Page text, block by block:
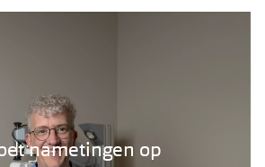
nametingen op